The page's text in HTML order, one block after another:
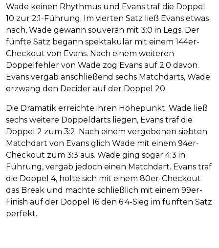
Wade keinen Rhythmus und Evans traf die Doppel
10 zur 2:1-Führung. Im vierten Satz ließ Evans etwas
nach, Wade gewann souverän mit 3:0 in Legs. Der
fünfte Satz begann spektakulär mit einem 144er-
Checkout von Evans. Nach einem weiteren
Doppelfehler von Wade zog Evans auf 2:0 davon.
Evans vergab anschließend sechs Matchdarts, Wade
erzwang den Decider auf der Doppel 20.
Die Dramatik erreichte ihren Höhepunkt. Wade ließ
sechs weitere Doppeldarts liegen, Evans traf die
Doppel 2 zum 3:2. Nach einem vergebenen siebten
Matchdart von Evans glich Wade mit einem 94er-
Checkout zum 3:3 aus. Wade ging sogar 4:3 in
Führung, vergab jedoch einen Matchdart. Evans traf
die Doppel 4, holte sich mit einem 80er-Checkout
das Break und machte schließlich mit einem 99er-
Finish auf der Doppel 16 den 6:4-Sieg im fünften Satz
perfekt.